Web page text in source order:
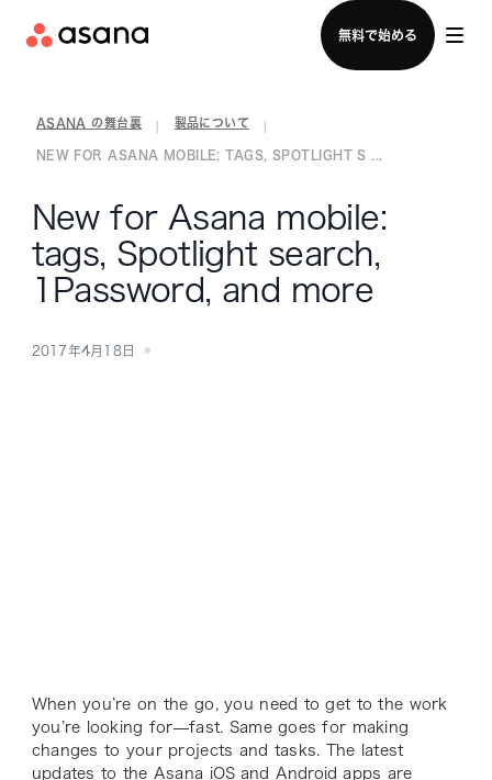
無料で始める
セールスチームに問い合わせる
ASANA の舞台裏 製品について
NEW FOR ASANA MOBILE: TAGS, SPOTLIGHT S ...
New for Asana mobile:
tags, Spotlight search,
1Password, and more
2017年4月18日
When you’re on the go, you need to get to the work
you’re looking for—fast. Same goes for making
changes to your projects and tasks. The latest
updates to the Asana iOSand Android apps are